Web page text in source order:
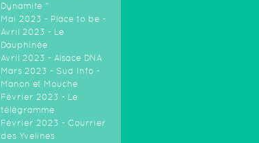
Dynamite "
Mai 2023 - Place to be -
Avril 2023 - Le
Dauphinée
Avril 2023 - Alsace DNA
Mars 2023 - Sud Info -
Manon et Mouche
Février 2023 - Le
télégramme
Février 2023 - Courrier
des Yvelines